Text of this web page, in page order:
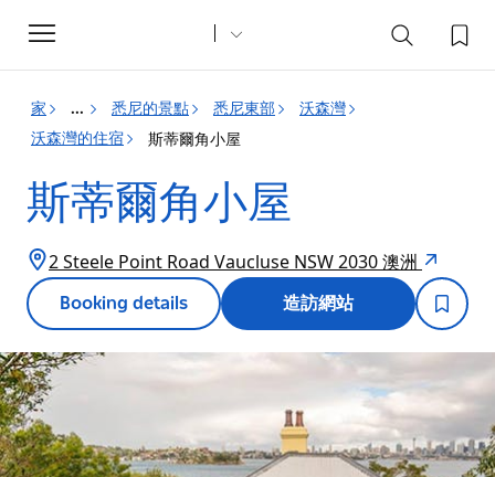
Toggle
navigation
家 ... 悉尼的景點 悉尼東部
沃森灣
沃森灣的住宿
斯蒂爾角小屋
斯蒂爾角小屋
2 Steele Point Road Vaucluse NSW 2030 澳洲
Booking details 造訪網站